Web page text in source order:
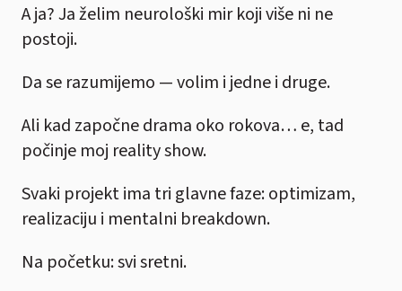
A ja? Ja želim neurološki mir koji više ni ne
postoji.
Da se razumijemo — volim i jedne i druge.
Ali kad započne drama oko rokova… e, tad
počinje moj reality show.
Svaki projekt ima tri glavne faze: optimizam,
realizaciju i mentalni breakdown.
Na početku: svi sretni.